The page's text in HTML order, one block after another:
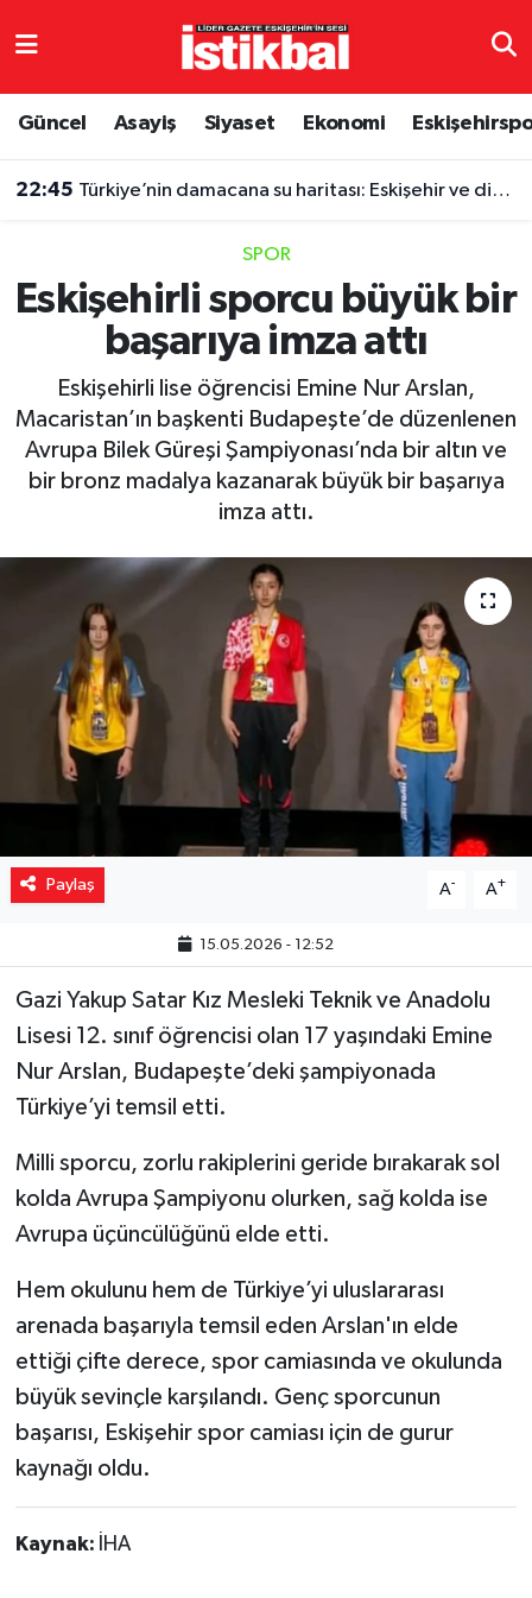
Güncel Asayiş Siyaset Ekonomi
22:45 Türkiye’nin damacana su haritası: Eskişehir ve diğer illerde fiyatlar ne kadar?
SPOR
Eskişehirli sporcu büyük bir
başarıya imza attı
Eskişehirli lise öğrencisi Emine Nur Arslan,
Macaristan’ın başkenti Budapeşte’de düzenlenen
Avrupa Bilek Güreşi Şampiyonası’nda bir altın ve
bir bronz madalya kazanarak büyük bir başarıya
imza attı.
Paylaş A- A+
15.05.2026 - 12:52
Gazi Yakup Satar Kız Mesleki Teknik ve Anadolu
Lisesi 12. sınıf öğrencisi olan 17 yaşındaki Emine
Nur Arslan, Budapeşte’deki şampiyonada
Türkiye’yi temsil etti.
Milli sporcu, zorlu rakiplerini geride bırakarak sol
kolda Avrupa Şampiyonu olurken, sağ kolda ise
Avrupa üçüncülüğünü elde etti.
Hem okulunu hem de Türkiye’yi uluslararası
arenada başarıyla temsil eden Arslan'ın elde
ettiği çifte derece, spor camiasında ve okulunda
büyük sevinçle karşılandı. Genç sporcunun
başarısı, Eskişehir spor camiası için de gurur
kaynağı oldu.
Kaynak: İHA
Eskişehirspor
Spor
Eğitim
Ekonomi
Yaşam
Resmi ilanlar
Eskişehir Nöbetçi Eczaneler
TFF 3.Lig 4.Grup Puan Durumu ve Fikstür
Tüm Manşetler
Son Dakika Haberleri